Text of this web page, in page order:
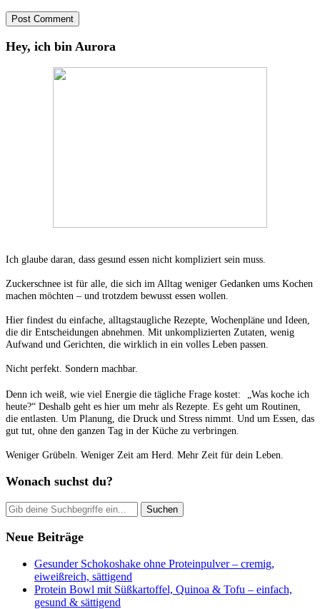
Hey, ich bin Aurora
Ich glaube daran, dass gesund essen nicht kompliziert sein muss.
Zuckerschnee ist für alle, die sich im Alltag weniger Gedanken ums Kochen
machen möchten – und trotzdem bewusst essen wollen.
Hier findest du einfache, alltagstaugliche Rezepte, Wochenpläne und Ideen,
die dir Entscheidungen abnehmen. Mit unkomplizierten Zutaten, wenig
Aufwand und Gerichten, die wirklich in ein volles Leben passen.
Nicht perfekt. Sondern machbar.
Denn ich weiß, wie viel Energie die tägliche Frage kostet: „Was koche ich
heute?“ Deshalb geht es hier um mehr als Rezepte. Es geht um Routinen,
die entlasten. Um Planung, die Druck und Stress nimmt. Und um Essen, das
gut tut, ohne den ganzen Tag in der Küche zu verbringen.
Weniger Grübeln. Weniger Zeit am Herd. Mehr Zeit für dein Leben.
Wonach suchst du?
Neue Beiträge
Gesunder Schokoshake ohne Proteinpulver – cremig,
eiweißreich, sättigend
Protein Bowl mit Süßkartoffel, Quinoa & Tofu – einfach,
gesund & sättigend